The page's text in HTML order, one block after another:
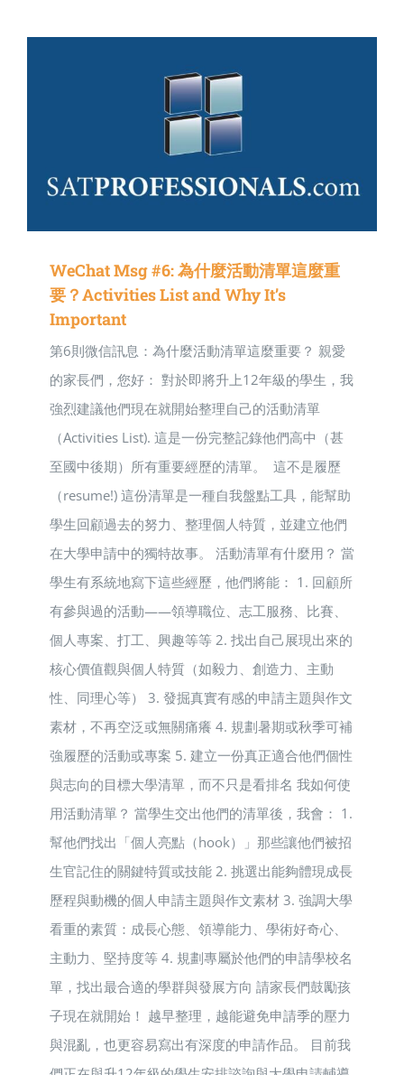
WeChat Msg #6: 為什麼活動清單這麼重
要？Activities List and Why It’s
Important
第6則微信訊息：為什麼活動清單這麼重要？ 親愛
的家長們，您好： 對於即將升上12年級的學生，我
強烈建議他們現在就開始整理自己的活動清單
（Activities List). 這是一份完整記錄他們高中（甚
至國中後期）所有重要經歷的清單。 這不是履歷
（resume!) 這份清單是一種自我盤點工具，能幫助
學生回顧過去的努力、整理個人特質，並建立他們
在大學申請中的獨特故事。 活動清單有什麼用？ 當
學生有系統地寫下這些經歷，他們將能： 1. 回顧所
有參與過的活動——領導職位、志工服務、比賽、
個人專案、打工、興趣等等 2. 找出自己展現出來的
核心價值觀與個人特質（如毅力、創造力、主動
性、同理心等） 3. 發掘真實有感的申請主題與作文
素材，不再空泛或無關痛癢 4. 規劃暑期或秋季可補
強履歷的活動或專案 5. 建立一份真正適合他們個性
與志向的目標大學清單，而不只是看排名 我如何使
用活動清單？ 當學生交出他們的清單後，我會： 1.
幫他們找出「個人亮點（hook）」那些讓他們被招
生官記住的關鍵特質或技能 2. 挑選出能夠體現成長
歷程與動機的個人申請主題與作文素材 3. 強調大學
看重的素質：成長心態、領導能力、學術好奇心、
主動力、堅持度等 4. 規劃專屬於他們的申請學校名
單，找出最合適的學群與發展方向 請家長們鼓勵孩
子現在就開始！ 越早整理，越能避免申請季的壓力
與混亂，也更容易寫出有深度的申請作品。 目前我